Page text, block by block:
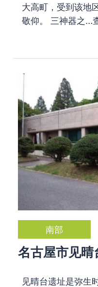
大高町，受到该地
敬仰。 三神器之…
南部
名古屋市见
见晴台遗址是弥生